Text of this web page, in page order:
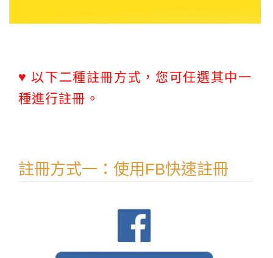
♥ 以下二種註冊方式，您可任選其中一
種進行註冊。
註冊方式一：使用FB快速註冊